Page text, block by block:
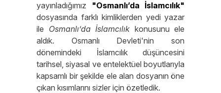
yayınladığımız
"Osmanlı’da İslamcılık"
dosyasında farklı kimliklerden yedi yazar
ile Osmanlı’da İslamcılık konusunu ele
aldık. Osmanlı Devleti'nin son
dönemindeki İslamcılık düşüncesini
tarihsel, siyasal ve entelektüel boyutlarıyla
kapsamlı bir şekilde ele alan dosyanın öne
çıkan kısımlarını sizler için özetledik.